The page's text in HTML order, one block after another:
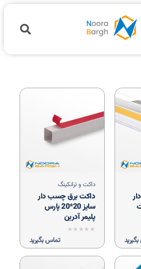
داکت و ترانکینگ
داکت برق چسب دار
سایز 20*20 پارس
پلیمر آدرین
0
از
5
تماس بگیرید